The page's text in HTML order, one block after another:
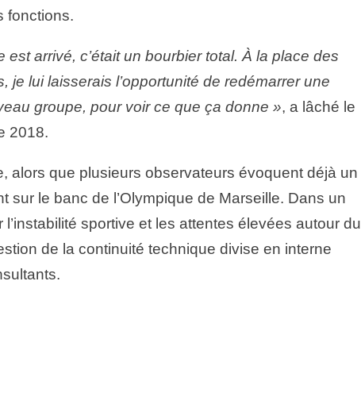
fonctions.
est arrivé, c’était un bourbier total. À la place des
je lui laisserais l’opportunité de redémarrer une
groupe, pour voir ce que ça donne », a lâché le
2018.
alors que plusieurs observateurs évoquent déjà un
sur le banc de l’Olympique de Marseille. Dans un
sportive et les attentes élevées autour du
de la continuité technique divise en interne